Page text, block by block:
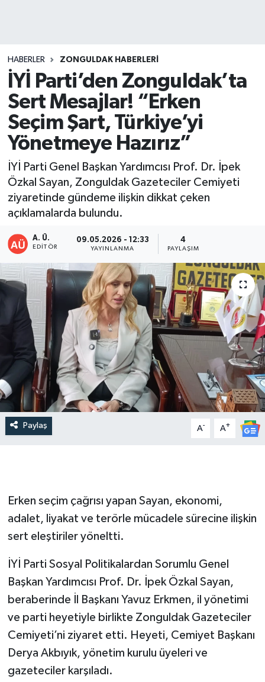
HABERLER ZONGULDAK HABERLERI
İYİ Parti’den Zonguldak’ta
Sert Mesajlar! “Erken
Seçim Şart, Türkiye’yi
Yönetmeye Hazırız”
İYİ Parti Genel Başkan Yardımcısı Prof. Dr. İpek
Özkal Sayan, Zonguldak Gazeteciler Cemiyeti
ziyaretinde gündeme ilişkin dikkat çeken
açıklamalarda bulundu.
A. Ü.
EDITÖR
09.05.2026 - 12:33
YAYINLANMA
4
PAYLAŞIM
Paylaş A- A+
Erken seçim çağrısı yapan Sayan, ekonomi,
adalet, liyakat ve terörle mücadele sürecine ilişkin
sert eleştiriler yöneltti.
İYİ Parti Sosyal Politikalardan Sorumlu Genel
Başkan Yardımcısı Prof. Dr. İpek Özkal Sayan,
beraberinde İl Başkanı Yavuz Erkmen, il yönetimi
ve parti heyetiyle birlikte Zonguldak Gazeteciler
Cemiyeti’ni ziyaret etti. Heyeti, Cemiyet Başkanı
Derya Akbıyık, yönetim kurulu üyeleri ve
gazeteciler karşıladı.
EREĞLİ
GÖKÇEBEY
KARABÜK
KASTAMONU